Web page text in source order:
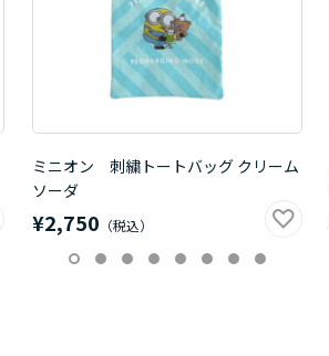
ミニオン 刺繍トートバッグ クリーム
ソーダ
¥2,750